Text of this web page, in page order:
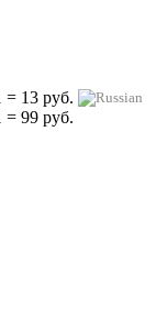
= 13 руб.
= 99 руб.